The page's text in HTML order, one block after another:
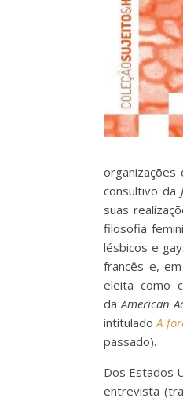
organizações
consultivo da
suas
filosofia
lésbicos e
francês e,
eleita como
daAmerican
intituladoA
passado).
Dos Estados
entrevista